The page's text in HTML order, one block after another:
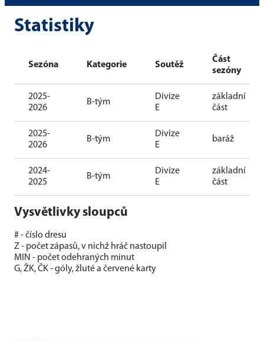
Statistiky
Sezóna Kategorie Soutěž
Část
sezóny
2025-
2026
B-tým
Divize
E
základní
část
2025-
2026
B-tým
Divize
E
baráž
2024-
2025
B-tým
Divize
E
základní
část
Vysvětlivky sloupců
# - číslo dresu
Z - počet zápasů, v nichž hráč nastoupil
MIN - počet odehraných minut
G, ŽK, ČK - góly, žluté a červené karty